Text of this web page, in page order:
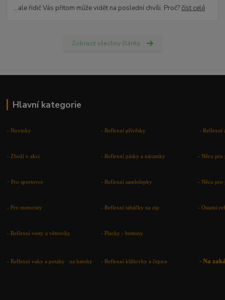
...ale řidič Vás přitom může vidět na poslední chvíli. Proč?číst celé
Zobrazit všechny články
Hlavní kategorie
-Novinky -Reflexní přívěsky -Reflexní
- Zboží v akci -Reflexní pásky a náramky -Něco pro
-Pro sportovce -Reflexní samlolepky -Něco pro
- Pro motoristy -Reflexní taháčky na zip -Ostatní
-Reflexní vesty a větrovky -Placky - buttony
-Reflexní vaky a potahy na batohy -Reflexní kšiltovky a čepice -Na